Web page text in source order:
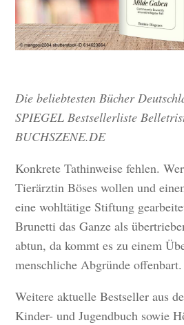
Die beliebtesten Bücher
SPIEGEL Bestsellerliste
BUCHSZENE.DE
Konkrete Tathinweise fehlen.
Tierärztin Böses wollen und
eine wohltätige Stiftung
Brunetti das Ganze als
abtun, da kommt es zu einem
menschliche Abgründe offenbart.
Weitere aktuelle Bestseller aus
Kinder- und Jugendbuch sowie